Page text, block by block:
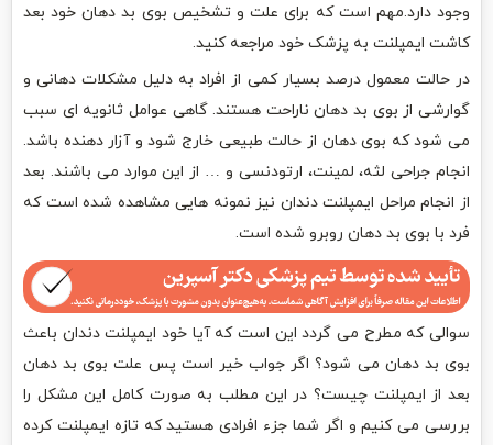
وجود دارد.مهم است که برای علت و تشخیص بوی بد دهان خود بعد
کاشت ایمپلنت به پزشک خود مراجعه کنید.
در حالت معمول درصد بسیار کمی از افراد به دلیل مشکلات دهانی و
گوارشی از بوی بد دهان ناراحت هستند. گاهی عوامل ثانویه ای سبب
می شود که بوی دهان از حالت طبیعی خارج شود و آزار دهنده باشد.
انجام جراحی لثه، لمینت، ارتودنسی و … از این موارد می باشند. بعد
از انجام مراحل ایمپلنت دندان نیز نمونه هایی مشاهده شده است که
فرد با بوی بد دهان روبرو شده است.
سوالی که مطرح می گردد این است که آیا خود ایمپلنت دندان باعث
بوی بد دهان می شود؟ اگر جواب خیر است پس علت بوی بد دهان
بعد از ایمپلنت چیست؟ در این مطلب به صورت کامل این مشکل را
بررسی می کنیم و اگر شما جزء افرادی هستید که تازه ایمپلنت کرده